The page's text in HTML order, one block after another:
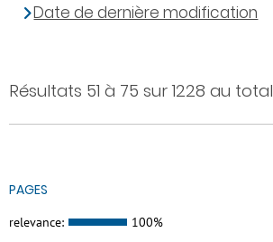
Résultats 51 à 75 sur 1228 au total
PAGES
relevance: 100%
Date de dernière modification